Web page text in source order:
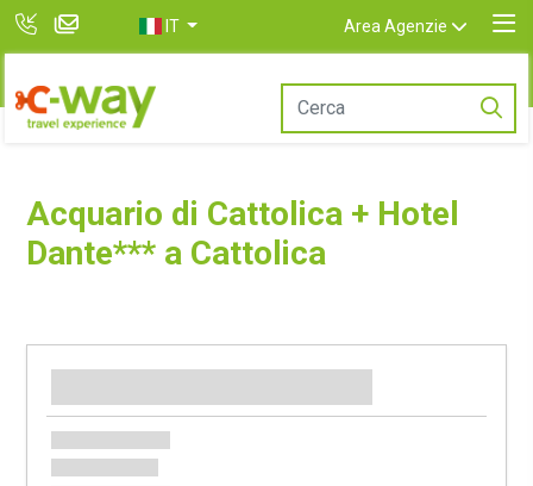
IT Area Agenzie
Acquario di Cattolica + Hotel
Dante*** a Cattolica